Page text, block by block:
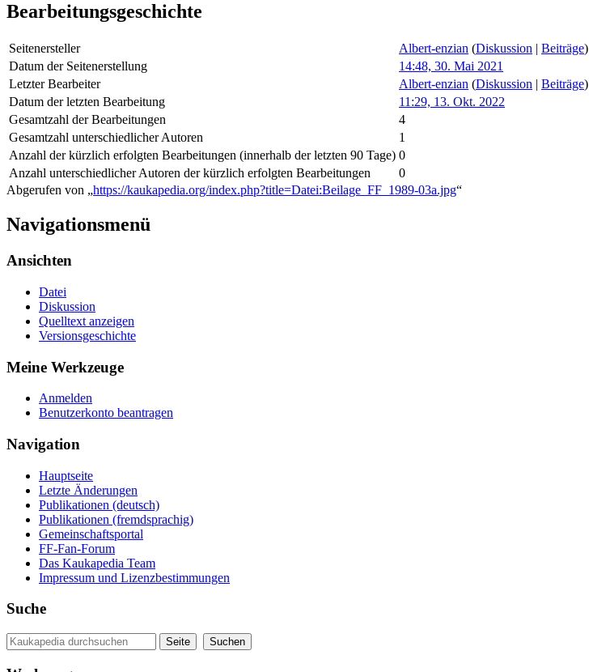
Bearbeitungsgeschichte
Seitenersteller Albert-enzian (Diskussion | Beiträge)
Datum der Seitenerstellung
14:48, 30. Mai 2021
Letzter Bearbeiter
Albert-enzian (Diskussion | Beiträge)
Datum der letzten Bearbeitung
11:29, 13. Okt. 2022
Gesamtzahl der Bearbeitungen
4
Gesamtzahl unterschiedlicher Autoren
1
Anzahl der kürzlich erfolgten Bearbeitungen (innerhalb der letzten 90 Tage) 0
Anzahl unterschiedlicher Autoren der kürzlich erfolgten Bearbeitungen
0
Abgerufen von „https://kaukapedia.org/index.php?title=Datei:Beilage_FF_1989-03a.jpg“
Navigationsmenü
Ansichten
Datei
Diskussion
Quelltext anzeigen
Versionsgeschichte
Meine Werkzeuge
Anmelden
Benutzerkonto beantragen
Navigation
Hauptseite
Letzte Änderungen
Publikationen (deutsch)
Publikationen (fremdsprachig)
Gemeinschaftsportal
FF-Fan-Forum
Das Kaukapedia Team
Impressum und Lizenzbestimmungen
Suche